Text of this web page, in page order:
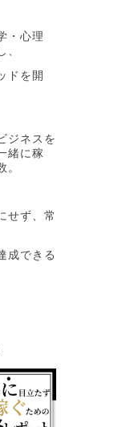
・心理
、
ドを開
ジネスを
緒に稼
。
せず、常
成できる